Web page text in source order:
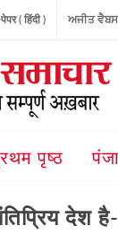
( हिंदी ) ਅਜੀਤ
पृष्ठ
देश